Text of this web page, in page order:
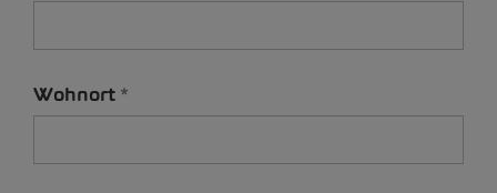
Wohnort